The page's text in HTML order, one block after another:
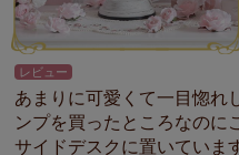
レビュー
あまりに可愛くて一目惚れ
ンプを買ったところなのに
サイドデスクに置いていま